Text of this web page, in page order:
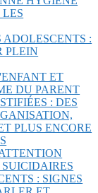
:
PLEIN
ET
DU PARENT
: DES
PLUS ENCORE
: SIGNES